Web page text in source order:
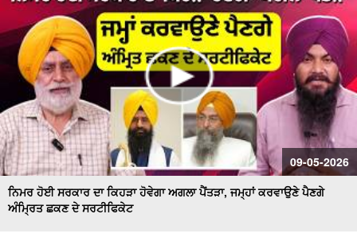
09-05-2026
ਨਿਮਰ ਹੋਈ ਸਰਕਾਰ ਦਾ ਕਿਹੜਾ ਹੋਵੇਗਾ ਅਗਲਾ ਪੈਂਤੜਾ, ਜਮ੍ਹਾਂ ਕਰਵਾਉਣੇ ਪੈਣਗੇ
ਅੰਮ੍ਰਿਤ ਛਕਣ ਦੇ ਸਰਟੀਫਿਕੇਟ